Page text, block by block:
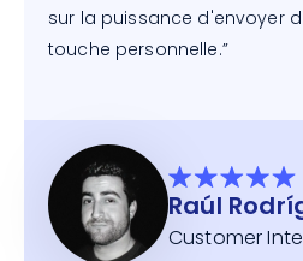
sur la puissance d'envoyer
touche personnelle.”
Raúl
Customer